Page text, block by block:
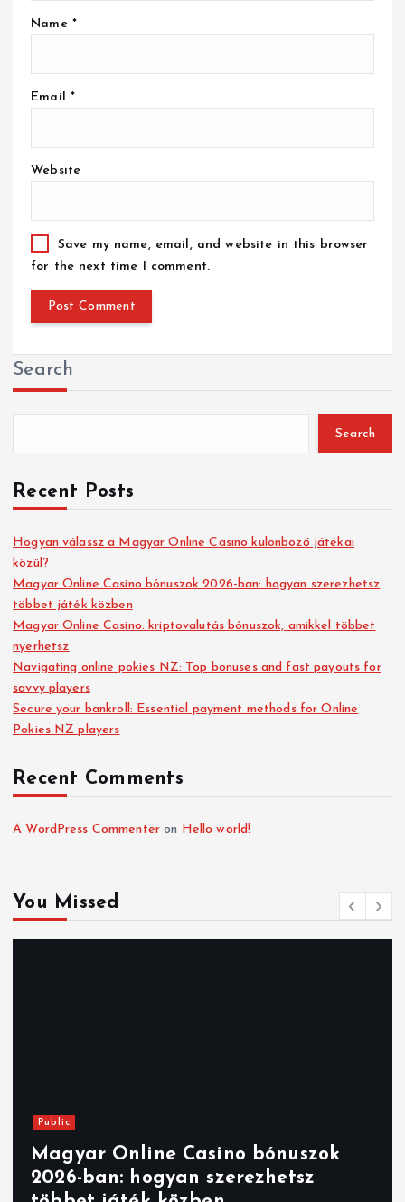
Name *
Email *
Website
Save my name, email, and website in this browser
for the next time I comment.
Search
Search
Recent Posts
Hogyan válassz a Magyar Online Casino különböző játékai
közül?
Magyar Online Casino bónuszok 2026-ban: hogyan szerezhetsz
többet játék közben
Magyar Online Casino: kriptovalutás bónuszok, amikkel többet
nyerhetsz
Navigating online pokies NZ: Top bonuses and fast payouts for
savvy players
Secure your bankroll: Essential payment methods for Online
Pokies NZ players
Recent Comments
A WordPress Commenter on Hello world!
You Missed
Public
Magyar Online Casino bónuszok
2026-ban: hogyan szerezhetsz